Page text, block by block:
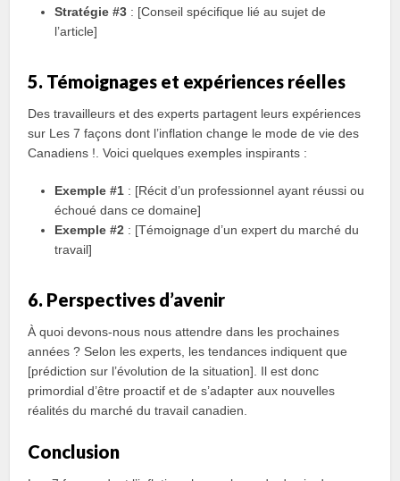
Stratégie #3 : [Conseil spécifique lié au sujet de
l’article]
5. Témoignages et expériences réelles
Des travailleurs et des experts partagent leurs expériences
sur Les 7 façons dont l’inflation change le mode de vie des
Canadiens !. Voici quelques exemples inspirants :
Exemple #1 : [Récit d’un professionnel ayant réussi ou
échoué dans ce domaine]
Exemple #2 : [Témoignage d’un expert du marché du
travail]
6. Perspectives d’avenir
À quoi devons-nous nous attendre dans les prochaines
années ? Selon les experts, les tendances indiquent que
[prédiction sur l’évolution de la situation]. Il est donc
primordial d’être proactif et de s’adapter aux nouvelles
réalités du marché du travail canadien.
Conclusion